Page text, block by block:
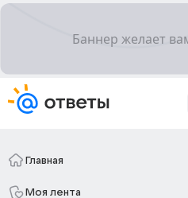
Главная
Моя лента